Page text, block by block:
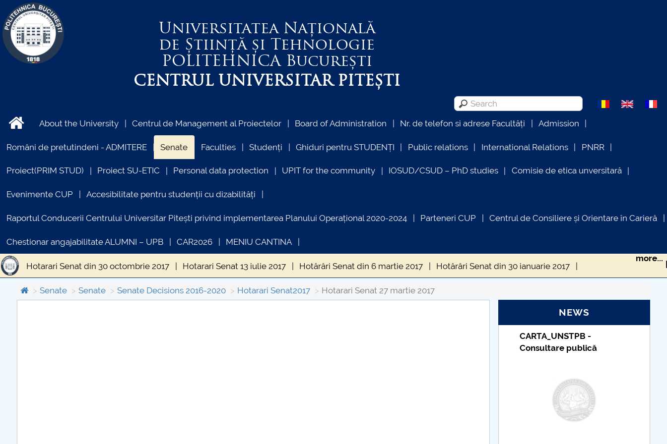
Universitatea Națională
de Știință și Tehnologie
POLITEHNICABucurești
CENTRUL UNIVERSITAR PITEȘTI
About the University Centrul de Management al Proiectelor Board of Administration Nr. de telefon si adrese Facultăți Admission
Români de pretutindeni - ADMITERE Senate Faculties Studenți Ghiduri pentru STUDENȚI Public relations International Relations PNRR
Proiect(PRIM STUD) Proiect SU-ETIC Personal data protection UPIT for the community IOSUD/CSUD – PhD studies Comisie de etica unversitară
Evenimente CUP Accesibilitate pentru studenții cu dizabilități
Raportul Conducerii Centrului Universitar Pitești privind implementarea Planului Operațional 2020-2024 Parteneri CUP Centrul de Consiliere și Orientare în Carieră
Chestionar angajabilitate ALUMNI – UPB CAR2026 MENIU CANTINA
Hotarari Senat din 30 octombrie 2017 Hotarari Senat 13 iulie 2017 Hotărâri Senat din 6 martie 2017 Hotărâri Senat din 30 ianuarie 2017
Hotărâri Senat din 8 februarie 2017 Hotarari Senat 27 martie 2017 Hotarari Senat 24 aprilie 2017 Hotărâri Senat din 22 mai 2017
Hotărâri Senat din 27 noiembrie 2017
more...
Senate Senate Senate Decisions 2016-2020 Hotarari Senat2017 Hotarari Senat 27 martie 2017
NEWS
Taxe de școlarizare
indexate – Centrul